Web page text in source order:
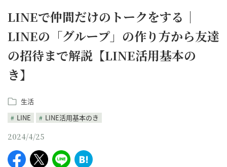
LINEで仲間だけのトークをする｜
LINEの「グループ」の作り方から友達
の招待まで解説【LINE活用基本の
き】
生活
LINE
LINE活用基本のき
2024/4/25